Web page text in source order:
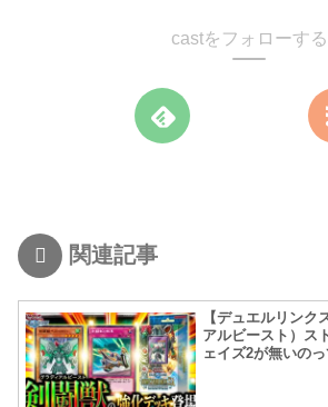
castをフォローする
関連記事
【デュエルリンク
アルビースト）ス
ェイズ2が無いの